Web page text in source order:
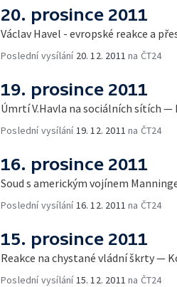
20. prosince 2011
Václav Havel - evropské reakce a
Poslední vysílání 20. 12. 2011 na ČT24
19. prosince 2011
Úmrtí V.Havla na sociálních sítích —
Poslední vysílání 19. 12. 2011 na ČT24
16. prosince 2011
Soud s americkým vojínem
Poslední vysílání 16. 12. 2011 na ČT24
15. prosince 2011
Reakce na chystané vládní škrty —
Poslední vysílání 15. 12. 2011 na ČT24